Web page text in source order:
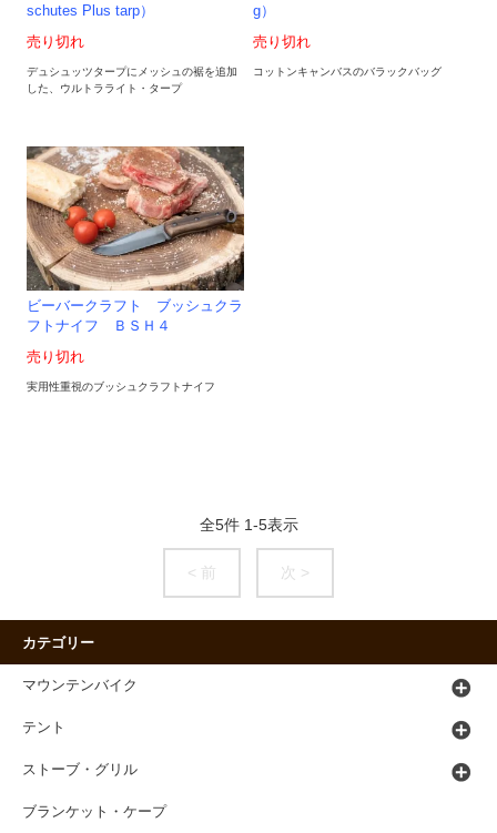
schutes Plus tarp）
売り切れ
デュシュッツタープにメッシュの裾を追加
した、ウルトラライト・タープ
g）
売り切れ
コットンキャンバスのバラックバッグ
ビーバークラフト ブッシュクラ
フトナイフ ＢＳＨ４
売り切れ
実用性重視のブッシュクラフトナイフ
全5件 1-5表示
< 前 次 >
カテゴリー
マウンテンバイク
テント
ストーブ・グリル
ブランケット・ケープ